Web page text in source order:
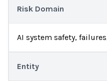
Risk Domain
AI system safety,
Entity